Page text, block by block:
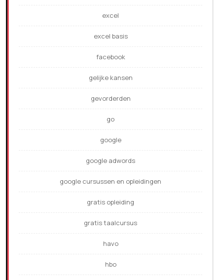
excel
excel basis
facebook
gelijke kansen
gevorderden
go
google
google adwords
google cursussen en opleidingen
gratis opleiding
gratis taalcursus
havo
hbo